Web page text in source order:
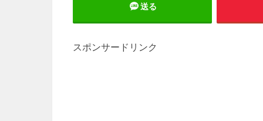
送る
スポンサードリンク